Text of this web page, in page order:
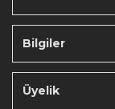
Bilgiler
Üyelik